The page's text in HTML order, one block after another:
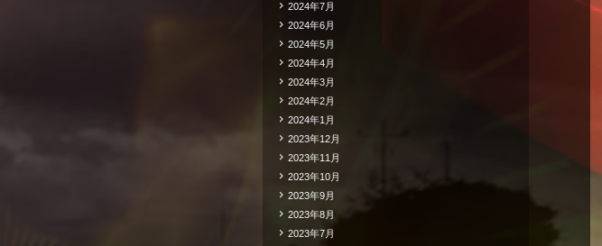
2024年7月
2024年6月
2024年5月
2024年4月
2024年3月
2024年2月
2024年1月
2023年12月
2023年11月
2023年10月
2023年9月
2023年8月
2023年7月